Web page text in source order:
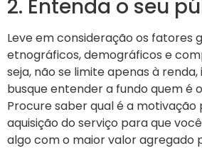
2. Entenda o seu
Leve em consideração os fatores
etnográficos, demográficos e
seja, não se limite apenas à
busque entender a fundo quem é
Procure saber qual é a motivação
aquisição do serviço para que
algo com o maior valor agregado